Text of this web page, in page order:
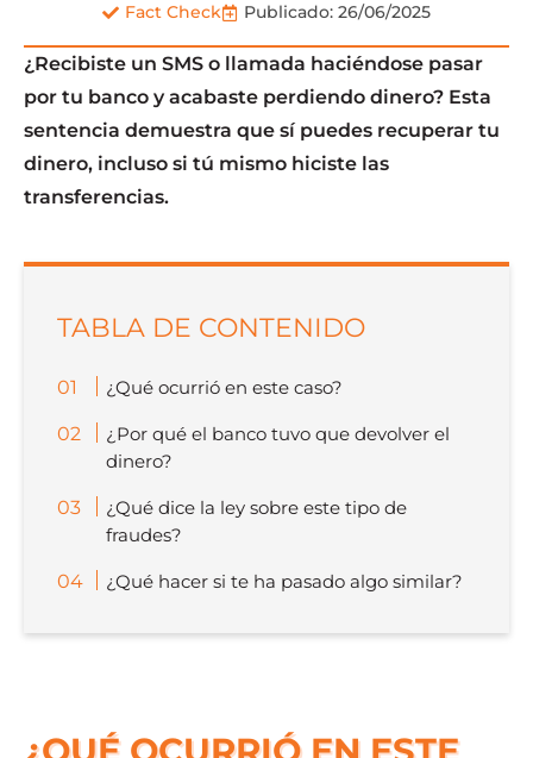
Fact Check
Publicado: 26/06/2025
¿Recibiste un SMS o llamada haciéndose pasar
por tu banco y acabaste perdiendo dinero? Esta
sentencia demuestra que sí puedes recuperar tu
dinero, incluso si tú mismo hiciste las
transferencias.
TABLA DE CONTENIDO
¿Qué ocurrió en este caso?
¿Por qué el banco tuvo que devolver el
dinero?
¿Qué dice la ley sobre este tipo de
fraudes?
¿Qué hacer si te ha pasado algo similar?